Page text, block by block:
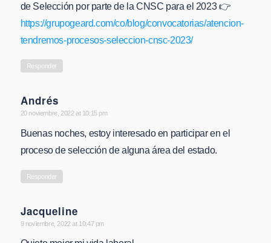
de Selección por parte de la CNSC para el 2023 👉
https://grupogeard.com/co/blog/convocatorias/atencion-
tendremos-procesos-seleccion-cnsc-2023/
Responder
Andrés
says:
20 noviembre, 2022 at 10:15 pm
Buenas noches, estoy interesado en participar en el
proceso de selección de alguna área del estado.
Responder
Jacqueline
says:
9 noviembre, 2022 at 10:47 pm